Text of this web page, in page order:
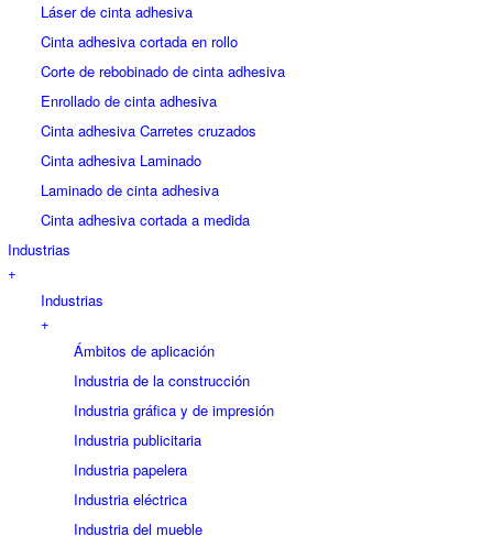
Láser de cinta adhesiva
Cinta adhesiva cortada en rollo
Corte de rebobinado de cinta adhesiva
Enrollado de cinta adhesiva
Cinta adhesiva Carretes cruzados
Cinta adhesiva Laminado
Laminado de cinta adhesiva
Cinta adhesiva cortada a medida
Industrias
+
Industrias
+
Ámbitos de aplicación
Industria de la construcción
Industria gráfica y de impresión
Industria publicitaria
Industria papelera
Industria eléctrica
Industria del mueble